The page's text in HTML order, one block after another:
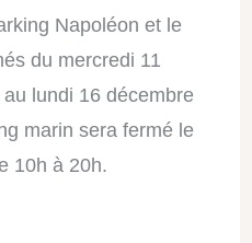
Napoléon et le
du mercredi 11
lundi 16 décembre
marin sera fermé le
10h à 20h.